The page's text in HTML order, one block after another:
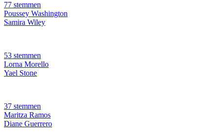
77 stemmen
Poussey Washington
Samira Wiley
53 stemmen
Lorna Morello
Yael Stone
37 stemmen
Maritza Ramos
Diane Guerrero